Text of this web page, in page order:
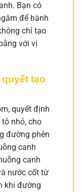
Bạn có
để hành
chỉ tạo
với vị
tạo
quyết định
nhỏ, cho
đường phên
canh
canh
nước cốt từ
khi đường